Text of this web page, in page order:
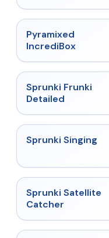
Pyramixed
IncrediBox
★
Sprunki Frunki
Detailed
★
Sprunki Singing
★ 4.4
Sprunki Satellite
Catcher